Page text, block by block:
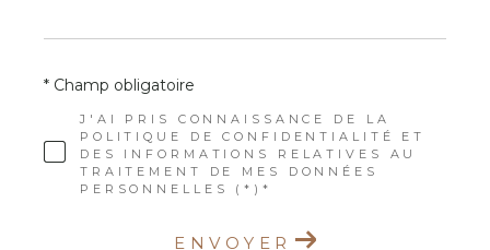
J'AI PRIS CONNAISSANCE DE LA
POLITIQUE DE CONFIDENTIALITÉ ET
DES INFORMATIONS RELATIVES AU
TRAITEMENT DE MES DONNÉES
PERSONNELLES (*)*
* Champ obligatoire
ENVOYER